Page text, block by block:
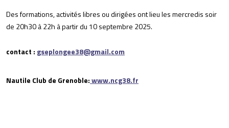
Des formations, activités libres ou dirigées ont lieu les mercredis soir
de 20h30 à 22h à partir du 10 septembre 2025.
contact : gseplongee38@gmail.com
Nautile Club de Grenoble:www.ncg38.fr